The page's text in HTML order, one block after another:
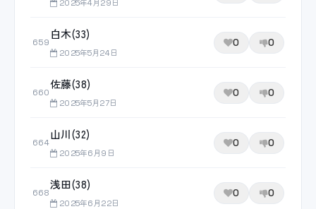
2025年4月29日
659
白木(33)
2025年5月24日
0 0
660
佐藤(38)
2025年5月27日
0 0
664
山川(32)
2025年6月9日
0 0
668
浅田(38)
2025年6月22日
0 0